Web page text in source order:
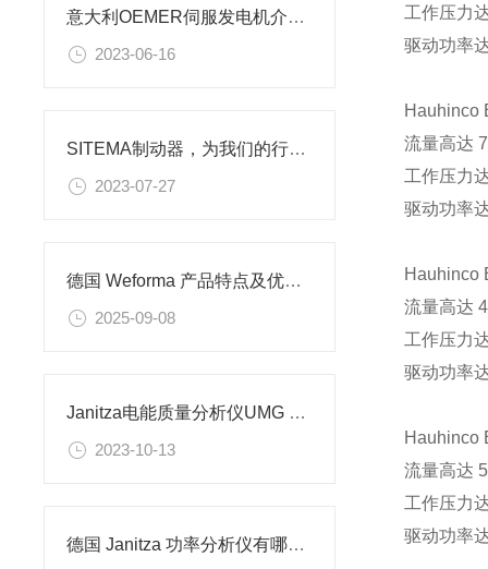
意大利OEMER伺服发电机介绍？
2023-06-16
SITEMA制动器，为我们的行车安全保驾护航
2023-07-27
德国 Weforma 产品特点及优势解析​
2025-09-08
Janitza电能质量分析仪UMG 512-PRO介绍
2023-10-13
德国 Janitza 功率分析仪有哪些功能？可以应用在哪些场景？
工作压力
驱动功率
Hauhinco
流量高达
工作压力
驱动功率
Hauhinco
流量高达
工作压力
驱动功率
Hauhinco
流量高达
工作压力
驱动功率